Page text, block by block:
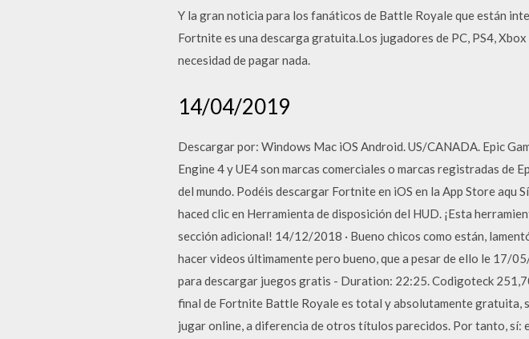
Y la gran noticia para los fanáticos de Battle Royale que están
Fortnite es una descarga gratuita.Los jugadores de PC, PS4,
necesidad de pagar nada.
14/04/2019
Descargar por: Windows Mac iOS Android. US/CANADA. Epic
Engine 4 y UE4 son marcas comerciales o marcas registradas de
del mundo. Podéis descargar Fortnite en iOS en la App Store aqu
haced clic en Herramienta de disposición del HUD. ¡Esta
sección adicional! 14/12/2018 · Bueno chicos como están,
hacer videos últimamente pero bueno, que a pesar de ello le 17/
para descargar juegos gratis - Duration: 22:25. Codigoteck
final de Fortnite Battle Royale es total y absolutamente gratuita,
jugar online, a diferencia de otros títulos parecidos. Por tanto, sí: